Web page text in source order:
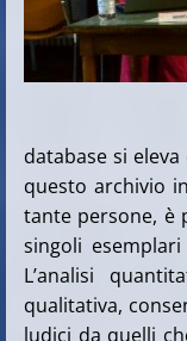
database si
questo archivio
tante persone, è
singoli
L’analisi
qualitativa,
ludici da quelli